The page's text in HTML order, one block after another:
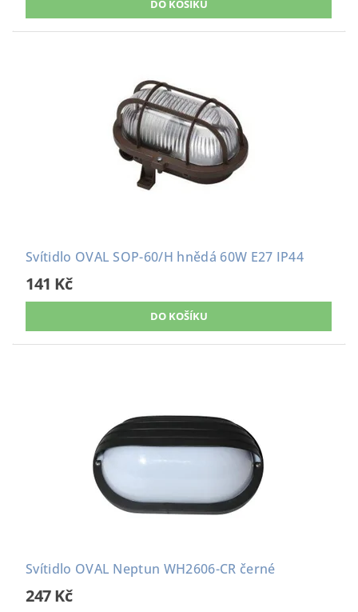
Svítidlo OVAL SOP-60/H hnědá 60W E27 IP44
141 Kč
Svítidlo OVAL Neptun WH2606-CR černé
247 Kč